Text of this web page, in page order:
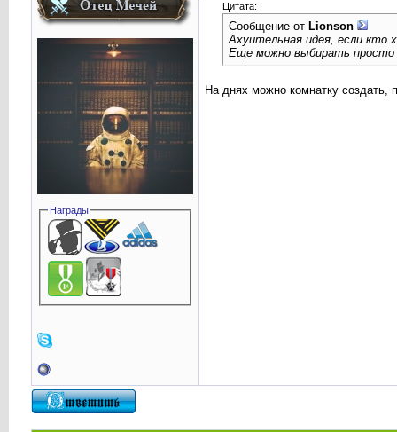
Награды
Цитата:
Сообщение от Lionson
Ахуительная идея, если кто
Еще можно выбирать просто
На днях можно комнатку создать,